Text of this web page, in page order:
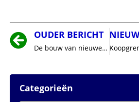
OUDER BERICHT
De bouw van nieuwe woningen moet versneld worden
Categorieën